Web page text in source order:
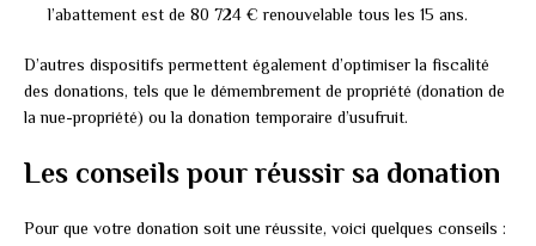
l’abattement est de 80 724 € renouvelable tous les 15 ans.
D’autres dispositifs permettent également d’optimiser la fiscalité
des donations, tels que le démembrement de propriété (donation de
la nue-propriété) ou la donation temporaire d’usufruit.
Les conseils pour réussir sa donation
Pour que votre donation soit une réussite, voici quelques conseils :